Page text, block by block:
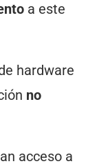
a este
hardware
no
acceso a